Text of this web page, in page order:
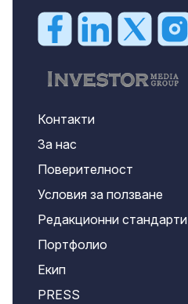
Контакти
За нас
Поверителност
Условия за ползване
Редакционни стандарти
Портфолио
Екип
PRESS